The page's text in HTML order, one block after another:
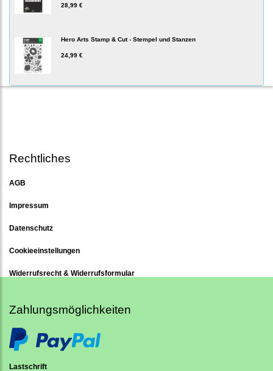
28,99 €
Hero Arts Stamp & Cut - Stempel und Stanzen
24,99 €
Rechtliches
AGB
Impressum
Datenschutz
Cookieeinstellungen
Widerrufsrecht & Widerrufsformular
Zahlungsmöglichkeiten
Lastschrift